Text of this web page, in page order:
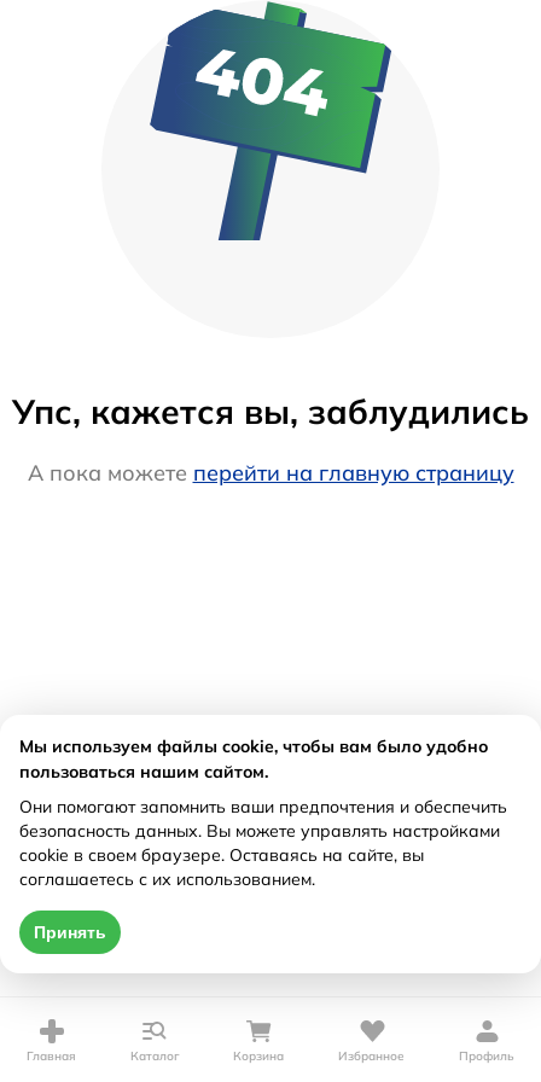
Упс, кажется вы, заблудились
А пока можете перейти на главную страницу
Главная Каталог Корзина Избранное Профиль
Мы используем файлы cookie, чтобы вам было удобно
пользоваться нашим сайтом.
Они помогают запомнить ваши предпочтения и обеспечить
безопасность данных. Вы можете управлять настройками
cookie в своем браузере. Оставаясь на сайте, вы
соглашаетесь с их использованием.
Принять